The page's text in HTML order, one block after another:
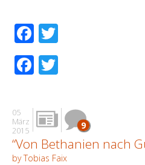
Facebook
Facebook
05
März
2015
9
“Von Bethanien nach
by Tobias Faix